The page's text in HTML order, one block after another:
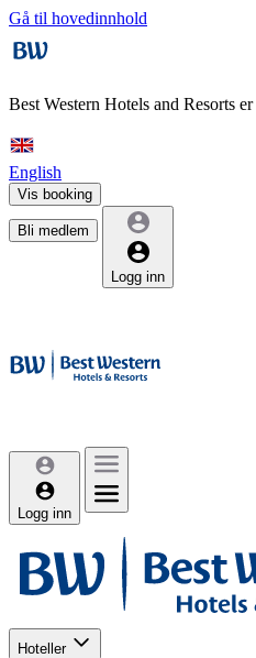
Gå til hovedinnhold
Best Western Hotels and Resorts er
English
Vis booking
Bli medlem
Logg inn
Logg inn
Hoteller